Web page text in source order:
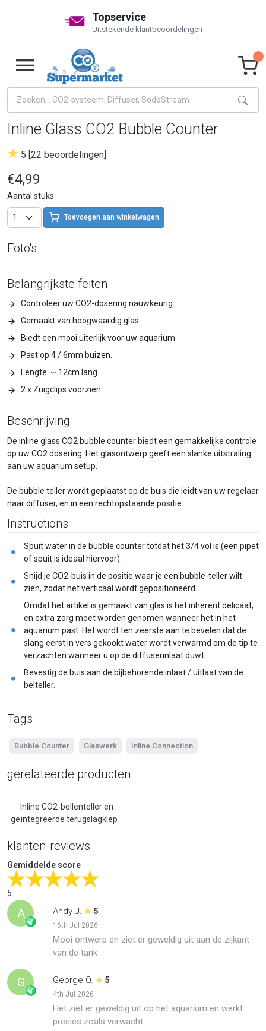
Topservice
Uitstekende klantbeoordelingen
Inline Glass CO2 Bubble Counter
5 [22 beoordelingen]
€4,99
Aantal stuks
Toevoegen aan winkelwagen
Belangrijkste feiten
Controleer uw CO2-dosering nauwkeurig.
Gemaakt van hoogwaardig glas.
Biedt een mooi uiterlijk voor uw aquarium.
Past op 4 / 6mm buizen.
Lengte: ~ 12cm lang
2 x Zuigclips voorzien.
Beschrijving
De inline glass CO2 bubble counter biedt een gemakkelijke controle
op uw CO2 dosering. Het glasontwerp geeft een slanke uitstraling
aan uw aquarium setup.
De bubble teller wordt geplaatst op de buis die leidt van uw regelaar
naar diffuser, en in een rechtopstaande positie.
Instructions
Spuit water in de bubble counter totdat het 3/4 vol is (een pipet
of spuit is ideaal hiervoor).
Snijd je CO2-buis in de positie waar je een bubble-teller wilt
zien, zodat het verticaal wordt gepositioneerd.
Omdat het artikel is gemaakt van glas is het inherent delicaat,
en extra zorg moet worden genomen wanneer het in het
aquarium past. Het wordt ten zeerste aan te bevelen dat de
slang eerst in vers gekookt water wordt verwarmd om de tip te
verzachten wanneer u op de diffuserinlaat duwt.
Bevestig de buis aan de bijbehorende inlaat / uitlaat van de
belteller.
klanten-reviews
Gemiddelde score
5
A Andy J. 5
16th Jul 2026
Mooi ontwerp en ziet er geweldig uit aan de zijkant
van de tank
G George O. 5
4th Jul 2026
Het ziet er geweldig uit op het aquarium en werkt
precies zoals verwacht.
Foto's
Tags
Bubble Counter Glaswerk Inline Connection
gerelateerde producten
Inline CO2-bellenteller en
geïntegreerde terugslagklep